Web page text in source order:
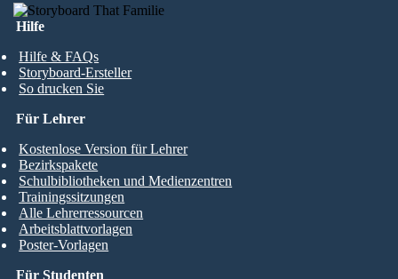
Hilfe
Hilfe & FAQs
Storyboard-Ersteller
So drucken Sie
Für Studenten
Für Lehrer
Kostenlose Version für Lehrer
Bezirkspakete
Schulbibliotheken und Medienzentren
Trainingssitzungen
Alle Lehrerressourcen
Arbeitsblattvorlagen
Poster-Vorlagen